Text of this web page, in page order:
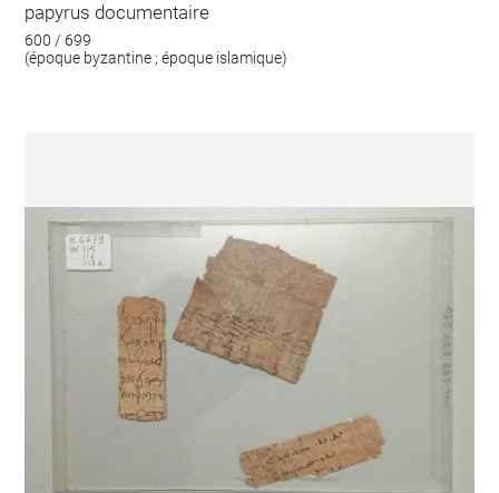
papyrus documentaire
600 / 699
(époque byzantine ; époque islamique)